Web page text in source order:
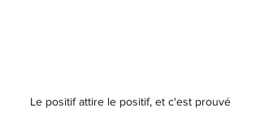
Le positif attire le positif, et c'est prouvé